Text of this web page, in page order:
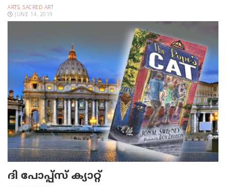
ARTS, SACRED ART
JUNE 14, 2019
ദി പോപ്പ്സ് ക്യാറ്റ്